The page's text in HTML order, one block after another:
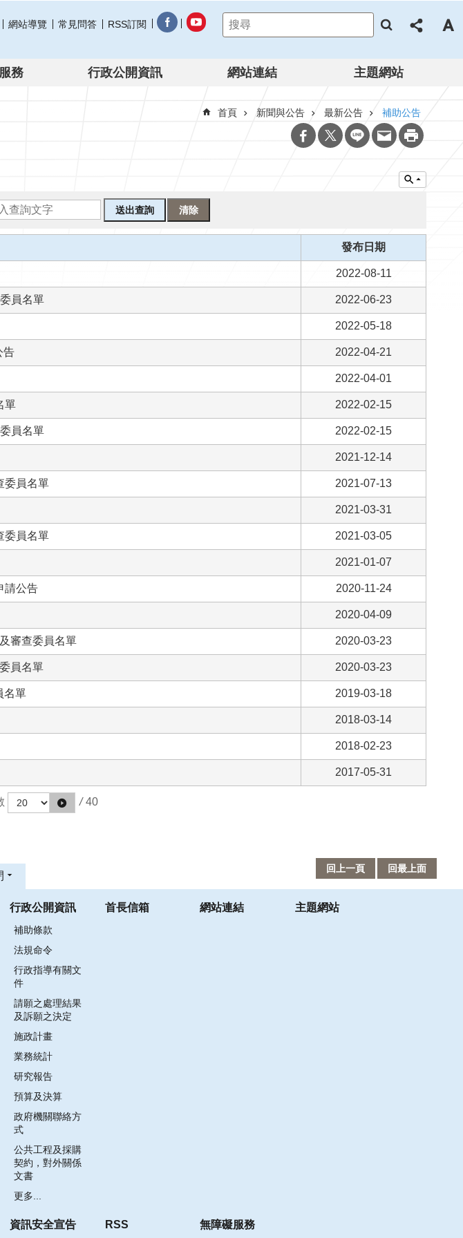
網站導覽 常見問答 RSS訂閱
務 行政公開資訊 網站連結 主題網站
首頁 新聞與公告 最新公告 補助公告
發布日期
2022-08-11
員名單 2022-06-23
2022-05-18
告 2022-04-21
2022-04-01
單 2022-02-15
員名單 2022-02-15
2021-12-14
委員名單 2021-07-13
2021-03-31
委員名單 2021-03-05
2021-01-07
請公告 2020-11-24
2020-04-09
審查委員名單 2020-03-23
員名單 2020-03-23
名單 2019-03-18
2018-03-14
2018-02-23
2017-05-31
/ 40
回上一頁 回最上面
行政公開資訊
補助條款
法規命令
行政指導有關文
件
請願之處理結果
及訴願之決定
施政計畫
業務統計
研究報告
預算及決算
政府機關聯絡方
式
公共工程及採購
契約，對外關係
文書
更多...
首長信箱 網站連結 主題網站
資訊安全宣告 RSS 無障礙服務